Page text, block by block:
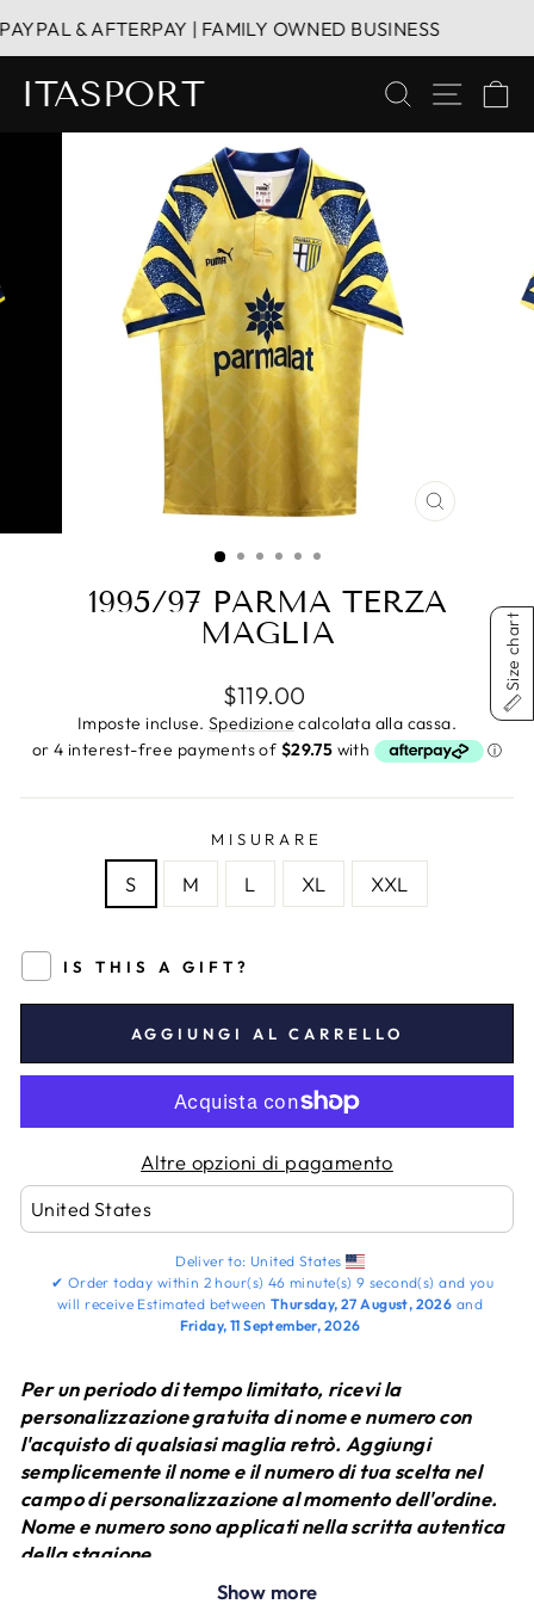
direttamente
contenuti
& AFTERPAY | FAMILY OWNED BUSINESS
ITASPORT CERCA
CHIUDI
1995/97 PARMA TERZA
MAGLIA
Prezzo
di
listino
$119.00
Imposte incluse. Spedizione calcolata alla cassa.
MISURARE
S M L XL XXL
IS THIS A GIFT?
AGGIUNGI AL CARRELLO
Altre opzioni di pagamento
Deliver to: United States
✔ Order today within 2 hour(s) 46 minute(s) 8 second(s) and you
will receive Estimated between Thursday, 27 August, 2026 and
Friday, 11 September, 2026
Per un periodo di tempo limitato, ricevi la
personalizzazione gratuita di nome e numero con
l'acquisto di qualsiasi maglia retrò. Aggiungi
semplicemente il nome e il numero di tua scelta nel
campo di personalizzazione al momento dell'ordine.
Nome e numero sono applicati nella scritta autentica
della stagione.
Show more
Size chart